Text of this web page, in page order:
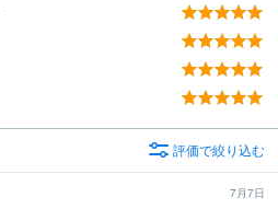
評価で絞り込む
7月7日